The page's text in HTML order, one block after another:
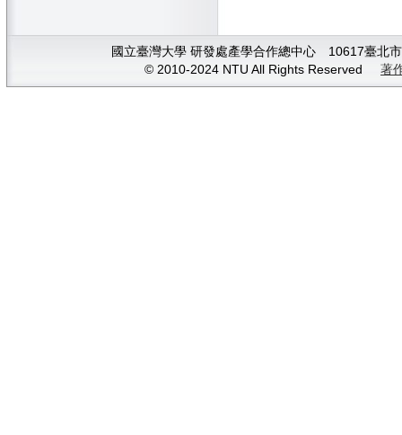
國立臺灣大學 研發處產學合作總中心 10617臺
© 2010-2024 NTU All Rights Reserved 著